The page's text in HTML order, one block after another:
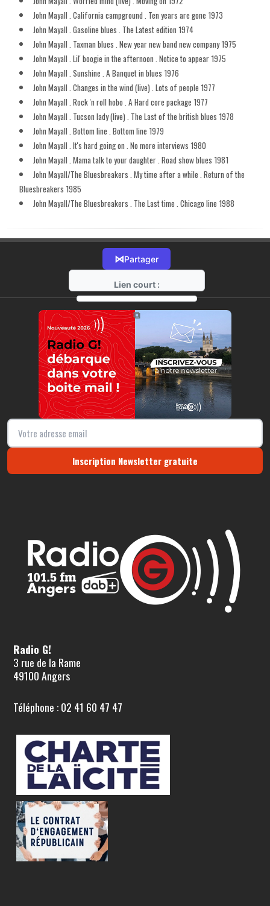
John Mayall . California campground . Ten years are gone 1973
John Mayall . Gasoline blues . The Latest edition 1974
John Mayall . Taxman blues . New year new band new company 1975
John Mayall . Lil' boogie in the afternoon . Notice to appear 1975
John Mayall . Sunshine . A Banquet in blues 1976
John Mayall . Changes in the wind (live) . Lots of people 1977
John Mayall . Rock 'n roll hobo . A Hard core package 1977
John Mayall . Tucson lady (live) . The Last of the british blues 1978
John Mayall . Bottom line . Bottom line 1979
John Mayall . It's hard going on . No more interviews 1980
John Mayall . Mama talk to your daughter . Road show blues 1981
John Mayall/The Bluesbreakers . My time after a while . Return of the
Bluesbreakers 1985
John Mayall/The Bluesbreakers . The Last time . Chicago line 1988
⋈Partager
Lien court :
https://radio-g.fr?14929
⧉
Inscription Newsletter gratuite
Radio G!
3 rue de la Rame
49100 Angers
Téléphone : 02 41 60 47 47